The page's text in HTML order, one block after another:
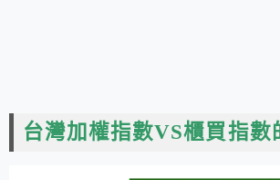
台灣加權指數VS櫃買指數